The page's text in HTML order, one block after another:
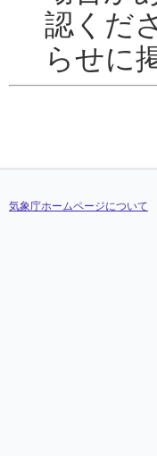
認くだ
らせに
気象庁ホームページについて